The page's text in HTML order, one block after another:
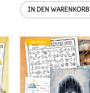
IN DEN WARENKORB